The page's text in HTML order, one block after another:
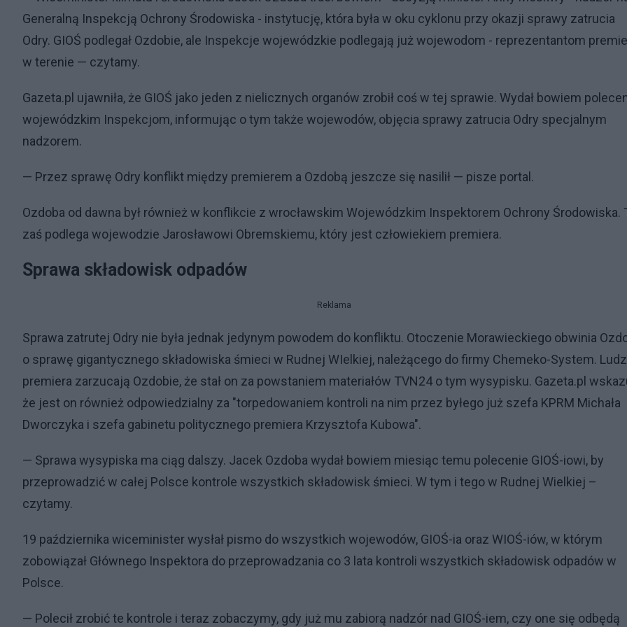
Generalną Inspekcją Ochrony Środowiska - instytucję, która była w oku cyklonu przy okazji sprawy zatrucia
Odry. GIOŚ podlegał Ozdobie, ale Inspekcje wojewódzkie podlegają już wojewodom - reprezentantom
w terenie — czytamy.
Gazeta.pl ujawniła, że GIOŚ jako jeden z nielicznych organów zrobił coś w tej sprawie. Wydał bowiem
wojewódzkim Inspekcjom, informując o tym także wojewodów, objęcia sprawy zatrucia Odry specjalnym
nadzorem.
— Przez sprawę Odry konflikt między premierem a Ozdobą jeszcze się nasilił — pisze portal.
Ozdoba od dawna był również w konflikcie z wrocławskim Wojewódzkim Inspektorem Ochrony Środowiska.
zaś podlega wojewodzie Jarosławowi Obremskiemu, który jest człowiekiem premiera.
Sprawa składowisk odpadów
Reklama
Sprawa zatrutej Odry nie była jednak jedynym powodem do konfliktu. Otoczenie Morawieckiego obwinia
o sprawę gigantycznego składowiska śmieci w Rudnej WIelkiej, należącego do firmy Chemeko-System.
premiera zarzucają Ozdobie, że stał on za powstaniem materiałów TVN24 o tym wysypisku. Gazeta.pl
że jest on również odpowiedzialny za "torpedowaniem kontroli na nim przez byłego już szefa KPRM Michała
Dworczyka i szefa gabinetu politycznego premiera Krzysztofa Kubowa".
— Sprawa wysypiska ma ciąg dalszy. Jacek Ozdoba wydał bowiem miesiąc temu polecenie GIOŚ-iowi, by
przeprowadzić w całej Polsce kontrole wszystkich składowisk śmieci. W tym i tego w Rudnej Wielkiej –
czytamy.
19 października wiceminister wysłał pismo do wszystkich wojewodów, GIOŚ-ia oraz WIOŚ-iów, w którym
zobowiązał Głównego Inspektora do przeprowadzania co 3 lata kontroli wszystkich składowisk odpadów w
Polsce.
— Polecił zrobić te kontrole i teraz zobaczymy, gdy już mu zabiorą nadzór nad GIOŚ-iem, czy one się odbędą